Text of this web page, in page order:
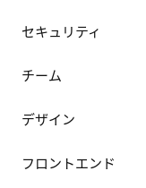
セキュリティ
チーム
デザイン
フロントエンド